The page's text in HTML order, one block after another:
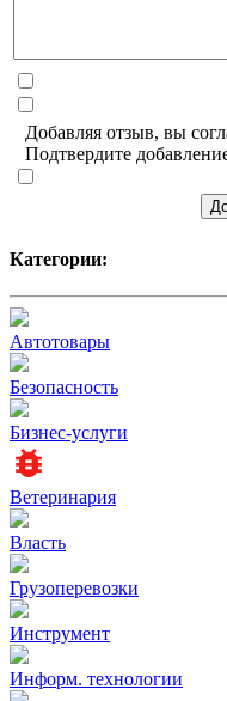
Добавляя отзыв, вы
Подтвердите
Категории:
Автотовары
Безопасность
Бизнес-услуги
Ветеринария
Власть
Грузоперевозки
Инструмент
Информ. технологии